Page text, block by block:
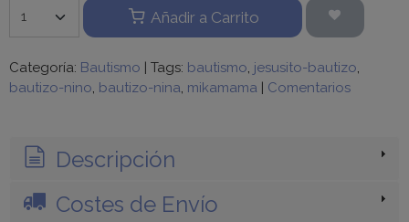
Añadir a Carrito
Categoría: Bautismo | Tags: bautismo jesusito-bautizo
bautizo-nino bautizo-nina mikamama | Comentarios
Descripción
Costes de Envío